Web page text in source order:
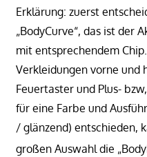
Erklärung: zuerst
„BodyCurve“, das ist der
mit entsprechendem
Verkleidungen vorne und
Feuertaster und Plus-
für eine Farbe und
/ glänzend) entschieden,
großen Auswahl die